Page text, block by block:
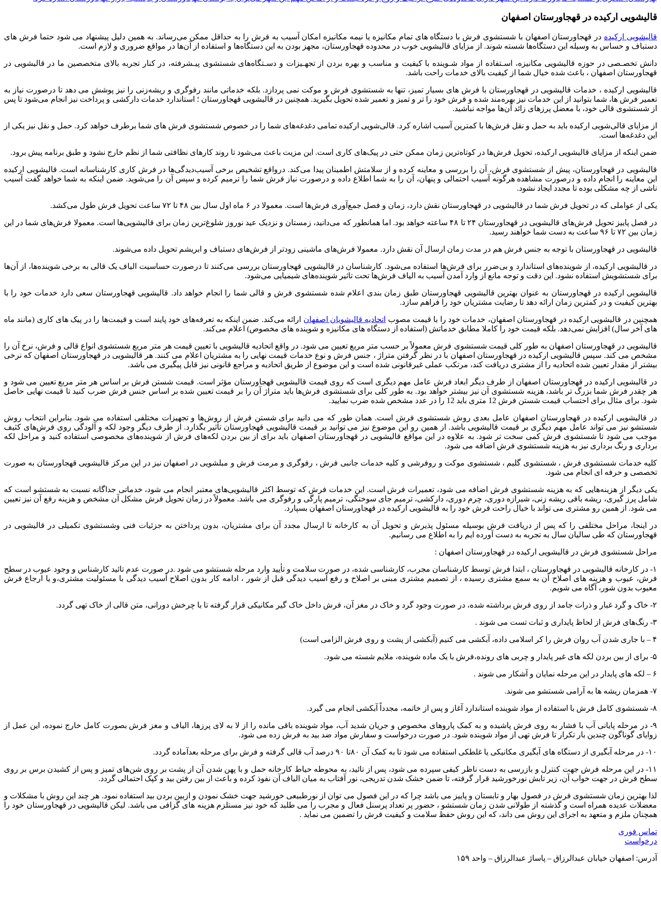
قالیشویی ارکیده در قهجاورستان اصفهان
قالیشویی ارکیده در قهجاورستان اصفهان با شستشوی فرش با دستگاه‌ های تمام مکانیزه یا نیمه مکانیزه امکان آسیب به فرش را به حداقل ممکن می‌رساند. به‌ همین دلیل پیشنهاد می‌ شود حتما فرش‌ های
دستباف و حساس به وسیله این دستگاه‌ها شسته شوند. از مزایای قالیشویی خوب در محدوده قهجاورستان، مجهز بودن به این دستگاه‌ها و استفاده از آن‌ها در مواقع ضروری و لازم است.
دانش تخصـصی در حوزه قالیشویی مکانیزه، اسـتفاده از مواد شـوینده با کیفیت و مناسب و بهره بردن از تجهـیزات و دسـتگاه‌های شستشوی پیـشرفته، در کنار تجربه بالای متخصصین ما در قالیشویی در
قهجاورستان اصفهان ، باعث شده خیال شما از کیفیت بالای خدمات راحت باشد.
قالیشویی ارکیده ، خدمات قالیشویی در قهجاورستان با فرش های بسیار تمیز، تنها به شستشوی فرش و موکت نمی‌ پردازد. بلکه خدماتی مانند رفوگری و ریشه‌زنی را نیز پوشش می‌ دهد تا درصورت نیاز به
تعمیر فرش‌ ها، شما بتوانید از این خدمات نیز بهره‌مند شده و فرش خود را تر و تمیز و تعمیر شده تحویل بگیرید. همچنین در قالیشویی قهجاورستان ؛ استاندارد خدمات دارکشی و پرداخت نیز انجام می‌شود تا پس
از شستشوی قالی خود، با معضل پرزهای زائد آن‌ها مواجه نباشید.
از مزایای قالی‌شویی ارکیده باید به حمل و نقل فرش‌ها با کمترین آسیب اشاره کرد. قالی‌شویی ارکیده تمامی دغدغه‌های شما را در خصوص شستشوی فرش‌ های شما برطرف خواهد کرد. حمل و نقل نیز یکی از
این دغدغه‌ها است.
ضمن اینکه از مزایای قالیشویی ارکیده، تحویل فرش‌ها در کوتاه‌ترین زمان ممکن حتی در پیک‌های کاری است. این مزیت باعث می‌شود تا روند کارهای نظافتی شما از نظم خارج نشود و طبق برنامه پیش برود.
قالیشویی در قهجاورستان، پیش از شستشوی فرش، آن را بررسی و معاینه کرده و از سلامتش اطمینان پیدا می‌کند. درواقع تشخیص برخی آسیب‌دیدگی‌ها در فرش کاری کارشناسانه است. قالیشویی ارکیده
این معاینه را انجام داده و درصورت مشاهده هرگونه آسیب احتمالی و پنهان، آن را به شما اطلاع داده و درصورت نیاز فرش شما را ترمیم کرده و سپس آن را می‌شوید. ضمن اینکه به شما خواهد گفت آسیب
ناشی از چه مشکلی بوده تا مجدد ایجاد نشود.
یکی از عواملی که در تحویل فرش شما در قالیشویی در قهجاورستان نقش دارد، زمان و فصل جمع‌آوری فرش‌ها است. معمولا در ۶ ماه اول سال بین ۴۸ تا ۷۲ ساعت تحویل فرش طول می‌کشد.
در فصل پاییز تحویل فرش‌های قالیشویی در قهجاورستان ۲۴ تا ۴۸ ساعته خواهد بود. اما همانطور که می‌دانید، زمستان و نزدیک عید نوروز شلوغ‌ترین زمان برای قالیشویی‌ها است. معمولا فرش‌های شما در این
زمان بین ۷۲ تا ۹۶ ساعت به دست شما خواهند رسید.
قالیشویی در قهجاورستان با توجه به جنس فرش هم در مدت زمان ارسال آن نقش دارد. معمولا فرش‌های ماشینی زودتر از فرش‌های دستباف و ابریشم تحویل داده می‌شوند.
در قالیشویی ارکیده، از شوینده‌های استاندارد و بی‌ضرر برای فرش‌ها استفاده می‌شود. کارشناسان در قالیشویی قهجاورستان بررسی می‌کنند تا درصورت حساسیت الیاف یک قالی به برخی شوینده‌ها، از آن‌ها
برای شستشویش استفاده نشود. این دقت و توجه مانع از وارد آمدن آسیب به الیاف فرش‌ها تحت تاثیر شوینده‌های شیمیایی می‌شود.
قالیشویی ارکیده در قهجاورستان به عنوان بهترین قالیشویی قهجاورستان طبق زمان بندی اعلام شده شستشوی فرش و قالی شما را انجام خواهد داد. قالیشویی قهجاورستان سعی دارد خدمات خود را با
بهترین کیفیت و در کمترین زمان ارائه دهد تا رضایت مشتریان خود را فراهم سازد.
همچنین در قالیشویی ارکیده در قهجاورستان اصفهان، خدمات خود را با قیمت مصوب اتحادیه قالیشویان اصفهان ارائه می‌کند. ضمن اینکه به تعرفه‌های خود پایند است و قیمت‌ها را در پیک‌ های کاری (مانند ماه‌
های آخر سال) افزایش نمی‌دهد. بلکه قیمت خود را کاملا مطابق خدماتش (استفاده از دستگاه های مکانیزه و شوینده‌ های مخصوص) اعلام می‌کند.
قالیشویی در قهجاورستان اصفهان به طور کلی قیمت شستشوی فرش معمولاً بر حسب متر مربع تعیین می شود. در واقع اتحادیه قالیشویی با تعیین قیمت هر متر مربع شستشوی انواع قالی و فرش، نرخ آن را
مشخص می کند. سپس قالیشویی ارکیده در قهجاورستان اصفهان با در نظر گرفتن متراژ ، جنس فرش و نوع خدمات قیمت نهایی را به مشتریان اعلام می کنند. هر قالیشویی در قهجاورستان اصفهان که نرخی
بیشتر از مقدار تعیین شده اتحادیه را از مشتری دریافت کند، مرتکب عملی غیرقانونی شده است و این موضوع از طریق اتحادیه و مراجع قانونی نیز قابل پیگیری می باشد.
در قالیشویی ارکیده در قهجاورستان اصفهان از طرف دیگر ابعاد فرش عامل مهم دیگری است که روی قیمت قالیشویی قهجاورستان مؤثر است. قیمت شستن فرش بر اساس هر متر مربع تعیین می شود و
هر چقدر فرش شما بزرگ تر باشد، هزینه شستشوی آن نیز بیشتر خواهد بود. به طور کلی برای شستشوی فرش‌ها باید متراژ آن را بر قیمت تعیین شده بر اساس جنس فرش ضرب کنید تا قیمت نهایی حاصل
شود. برای مثال برای احتساب قیمت شستن فرش 12 متری باید 12 را در عدد مشخص شده ضرب نمایید.
در قالیشویی ارکیده در قهجاورستان اصفهان عامل بعدی روش شستشوی فرش است. همان طور که می دانید برای شستن فرش از روش‌ها و تجهیزات مختلفی استفاده می شود. بنابراین انتخاب روش
شستشو نیز می تواند عامل مهم دیگری بر قیمت قالیشویی باشد. از همین رو این موضوع نیز می توانید بر قیمت قالیشویی قهجاورستان تأثیر بگذارد. از طرف دیگر وجود لکه و آلودگی روی فرش‌های کثیف
موجب می شود تا شستشوی فرش کمی سخت تر شود. به علاوه در این مواقع قالیشویی در قهجاورستان اصفهان باید برای از بین بردن لکه‌های فرش از شوینده‌های مخصوصی استفاده کنید و مراحل لکه
برداری و رنگ برداری نیز به هزینه شستشوی فرش اضافه می شود.
کلیه خدمات شستشوی فرش ، شستشوی گلیم ، شستشوی موکت و روفرشی و کلیه خدمات جانبی فرش ، رفوگری و مرمت فرش و مبلشویی در اصفهان نیز در این مرکز قالیشویی قهجاورستان به صورت
تخصصی و حرفه ای انجام می شود.
یکی دیگر از هزینه‌هایی که به هزینه شستشوی فرش اضافه می شود، تعمیرات فرش است. این خدمات فرش که توسط اکثر قالیشویی‌های معتبر انجام می شود، خدماتی جداگانه نسبت به شستشو است که
شامل پرز گیری، ریشه بافی ریشه زنی، شیرازه دوری، چرم دوری، دارکشی، ترمیم جای سوختگی، ترمیم پارگی و رفوگری می باشد. معمولاً در زمان تحویل فرش مشکل آن مشخص و هزینه رفع آن نیز تعیین
می شود. از همین رو مشتری می تواند با خیال راحت فرش خود را به قالیشویی ارکیده در قهجاورستان اصفهان بسپارد.
در اینجا، مراحل مختلفی را که پس از دریافت فرش بوسیله مسئول پذیرش و تحویل آن به کارخانه تا ارسال مجدد آن برای مشتریان، بدون پرداختن به جزئیات فنی وشستشوی تکمیلی در قالیشویی در
قهجاورستان که طی سالیان سال به تجربه به دست آورده ایم را به اطلاع می رسانیم.
مراحل شستشوی فرش در قالیشویی ارکیده در قهجاورستان اصفهان :
۱- در کارخانه قالیشویی در قهجاورستان ، ابتدا فرش توسط کارشناسان مجرب، کارشناسی شده، در صورت سلامت و تأیید وارد مرحله شستشو می شود .در صورت عدم تائید کارشناس و وجود عیوب در سطح
فرش، عیوب و هزینه های اصلاح آن به سمع مشتری رسیده ، از تصمیم مشتری مبنی بر اصلاح و رفع آسیب دیدگی قبل از شور ، ادامه کار بدون اصلاح آسیب دیدگی با مسئولیت مشتری،و یا ارجاع فرش
معیوب بدون شور، آگاه می شویم.
۲- خاک و گرد غبار و ذرات جامد از روی فرش برداشته شده، در صورت وجود گرد و خاک در مغز آن، فرش داخل خاک گیر مکانیکی قرار گرفته تا با چرخش دورانی، متن قالی از خاک تهی گردد.
۳- رنگ‌های فرش از لحاظ پایداری و ثبات تست می شوند .
۴ – با جاری شدن آب روان فرش را کر اسلامی داده، آبکشی می کنیم (آبکشی از پشت و روی فرش الزامی است)
۵- برای از بین بردن لکه های غیر پایدار و چربی های رونده،فرش با یک ماده شوینده، ملایم شسته می شود.
۶ – لکه های پایدار در این مرحله نمایان و آشکار می شوند .
۷- همزمان ریشه ها به آرامی شستشو می شوند.
۸- شستشوی کامل فرش با استفاده از مواد شوینده استاندارد آغاز و پس از خاتمه، مجدداً آبکشی انجام می گیرد.
۹- در مرحله پایانی آب با فشار به روی فرش پاشیده و به کمک پاروهای مخصوص و جریان شدید آب، مواد شوینده باقی مانده را از لا به لای پرزها، الیاف و مغز فرش بصورت کامل خارج نموده، این عمل از
زوایای گوناگون چندین بار تکرار تا فرش تهی از مواد شوینده شود. در صورت درخواست و سفارش مواد ضد بید به فرش زده می شود.
۱۰- در مرحله آبگیری از دستگاه های آبگیری مکانیکی یا غلطکی استفاده می شود تا به کمک آن ۸۰تا ۹۰ درصد آب قالی گرفته و فرش برای مرحله بعدآماده گردد.
۱۱- در این مرحله فرش جهت کنترل و بازرسی به دست ناظر کیفی سپرده می شود، پس از تائید، به محوطه حیاط کارخانه حمل و با پهن شدن آن از پشت بر روی شن‌های تمیز و پس از کشیدن برس بر روی
سطح فرش در جهت خواب آن، زیر تابش نورخورشید قرار گرفته، تا ضمن خشک شدن تدریجی، نور آفتاب به میان الیاف آن نفوذ کرده و باعث از بین رفتن بید و کپک احتمالی گردد.
لذا بهترین زمان شستشوی فرش در فصول بهار و تابستان و پاییز می باشد چرا که در این فصول می توان از نورطبیعی خورشید جهت خشک نمودن و ازبین بردن بید استفاده نمود. هر چند این روش با مشکلات و
معضلات عدیده همراه است و گذشته از طولانی شدن زمان شستشو ، حضور پر تعداد پرسنل فعال و مجرب را می طلبد که خود نیز مستلزم هزینه های گزافی می باشد. لیکن قالیشویی در قهجاورستان خود را
همچنان ملزم و متعهد به اجرای این روش می داند، که این روش حفظ سلامت و کیفیت فرش را تضمین می نماید .
تماس فوری
درخواست
آدرس: اصفهان خیابان عبدالرزاق – پاساژ عبدالرزاق – واحد ۱۵۹